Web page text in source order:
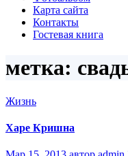
Карта сайта
Контакты
Гостевая книга
метка:
Жизнь
Харе Кришна